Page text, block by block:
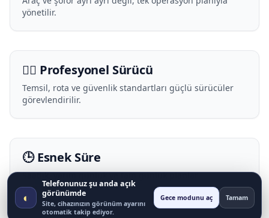
yönetilir.
🧑‍✈️ Profesyonel Sürücü
Temsil, rota ve güvenlik standartları güçlü sürücüler
görevlendirilir.
🕒 Esnek Süre
Saatlik, yarım günlük ve tam günlük planlar
oluşturulur.
◐
Telefonunuz şu anda açık
görünümde
Site, cihazınızın görünüm ayarını
otomatik takip ediyor.
Gece modunu aç Tamam